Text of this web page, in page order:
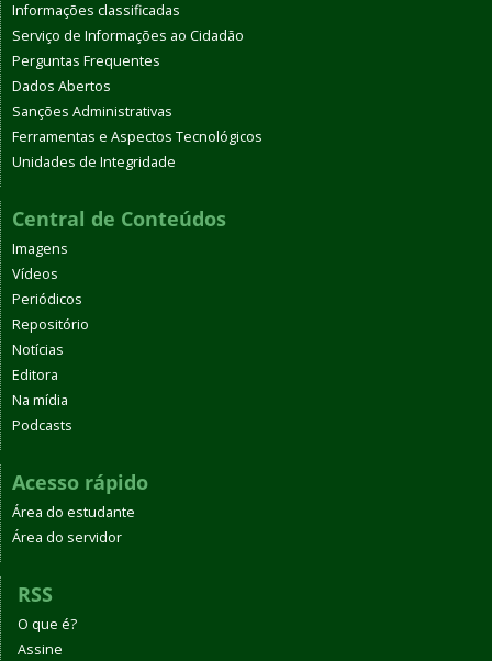
Informações classificadas
Serviço de Informações ao Cidadão
Perguntas Frequentes
Dados Abertos
Sanções Administrativas
Ferramentas e Aspectos Tecnológicos
Unidades de Integridade
Central de Conteúdos
Imagens
Vídeos
Periódicos
Repositório
Notícias
Editora
Na mídia
Podcasts
Acesso rápido
Área do estudante
Área do servidor
RSS
O que é?
Assine